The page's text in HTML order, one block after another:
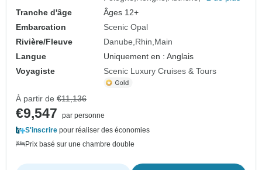
Tranche d'âge
Âges 12+
Embarcation
Scenic Opal
Rivière/Fleuve
Danube Rhin Main
Langue
Uniquement en : Anglais
Voyagiste
Scenic Luxury Cruises & Tours
À partir de €11,136
€9,547
par personne
S'inscrire pour réaliser des économies
Prix basé sur une chambre double